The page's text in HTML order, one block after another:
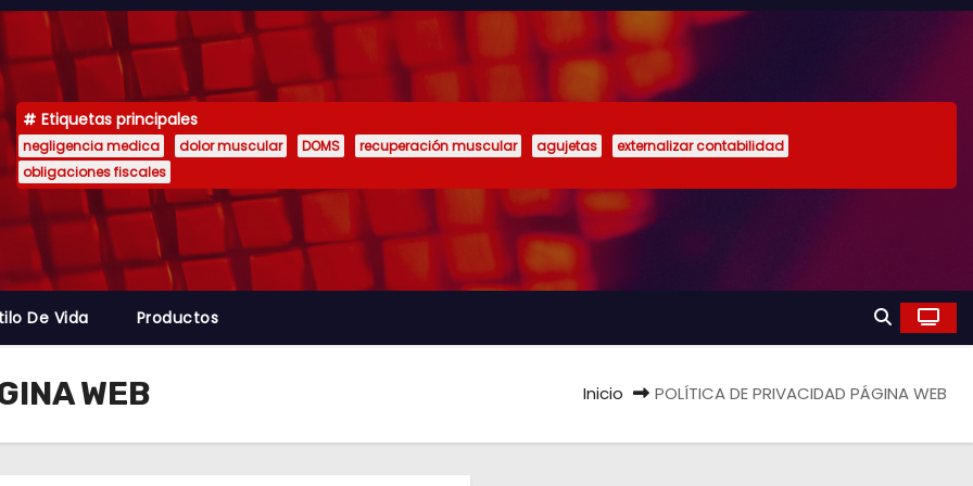
Etiquetas principales
negligencia medica dolor muscular DOMS recuperación muscular agujetas
externalizar contabilidad
obligaciones fiscales
De Vida Productos
WEB Inicio POLÍTICA DE PRIVACIDAD PÁGINA WEB